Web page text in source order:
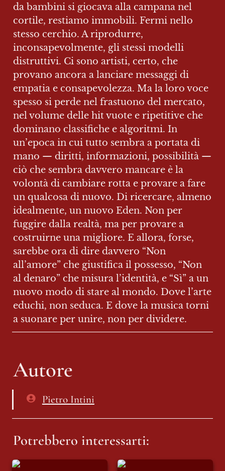
da bambini si giocava alla campana nel
cortile, restiamo immobili. Fermi nello
stesso cerchio. A riprodurre,
inconsapevolmente, gli stessi modelli
distruttivi. Ci sono artisti, certo, che
provano ancora a lanciare messaggi di
empatia e consapevolezza. Ma la loro voce
spesso si perde nel frastuono del mercato,
nel volume delle hit vuote e ripetitive che
dominano classifiche e algoritmi. In
un’epoca in cui tutto sembra a portata di
mano — diritti, informazioni, possibilità —
ciò che sembra davvero mancare è la
volontà di cambiare rotta e provare a fare
un qualcosa di nuovo. Di ricercare, almeno
idealmente, un nuovo Eden. Non per
fuggire dalla realtà, ma per provare a
costruirne una migliore. E allora, forse,
sarebbe ora di dire davvero “Non
all’amore” che giustifica il possesso, “Non
al denaro” che misura l’identità, e “Sì” a un
nuovo modo di stare al mondo. Dove l’arte
educhi, non seduca. E dove la musica torni
a suonare per unire, non per dividere.
Autore
Pietro Intini
Potrebbero interessarti:
Il 15 del mese
L’Islam è il nemico?